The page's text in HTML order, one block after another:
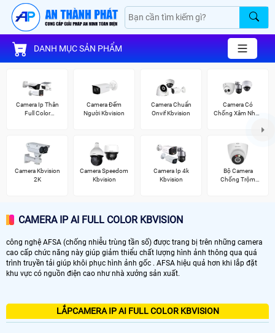
DANH MỤC SẢN PHẨM
Camera Ip Thân
Full Color
Camera Đếm
Người Kbvision
Camera Chuẩn
Onvif Kbvision
Camera Có
Chống Xâm Nhập
Camera Kbvision
2K
Camera Speedom
Kbvision
Camera Ip 4k
Kbvision
Bộ Camera
Chống Trộm
CAMERA IP AI FULL COLOR KBVISION
công nghệ AFSA (chống nhiễu trùng tần số) được trang bị trên những camera
cao cấp chức năng này giúp giảm thiểu chất lượng hình ảnh thông qua quá
trình truyền tải giúp khôi phục hình ảnh gốc . AFSA hiệu quả hơn khi lắp đặt
khu vực có nguồn điện cao như nhà xưởng sản xuất.
LẮPCAMERA IP AI FULL COLOR KBVISION